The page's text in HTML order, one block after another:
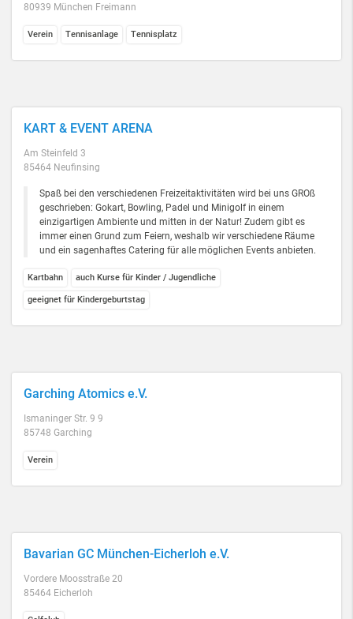
80939 München Freimann
Verein Tennisanlage Tennisplatz
KART & EVENT ARENA
Am Steinfeld 3
85464 Neufinsing
Spaß bei den verschiedenen Freizeitaktivitäten wird bei uns GROß
geschrieben: Gokart, Bowling, Padel und Minigolf in einem
einzigartigen Ambiente und mitten in der Natur! Zudem gibt es
immer einen Grund zum Feiern, weshalb wir verschiedene Räume
und ein sagenhaftes Catering für alle möglichen Events anbieten.
Kartbahn auch Kurse für Kinder / Jugendliche
geeignet für Kindergeburtstag
Garching Atomics e.V.
Ismaninger Str. 9 9
85748 Garching
Verein
Bavarian GC München-Eicherloh e.V.
Vordere Moosstraße 20
85464 Eicherloh